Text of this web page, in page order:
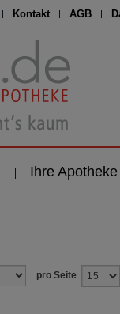
Kontakt AGB
Ihre Apotheke
pro Seite